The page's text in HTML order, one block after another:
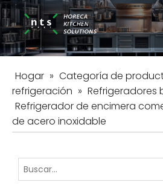
Hogar » Categoría de
refrigeración » Refrigeradores
Refrigerador de encimera
de acero inoxidable